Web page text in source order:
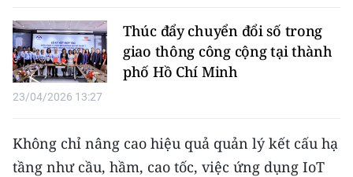
РУССКИЙ
ESPAÑOL
한국어
Thúc đẩy chuyển đổi số trong
giao thông công cộng tại thành
phố Hồ Chí Minh
23/04/2026 13:27
Không chỉ nâng cao hiệu quả quản lý kết cấu hạ
tầng như cầu, hầm, cao tốc, việc ứng dụng IoT